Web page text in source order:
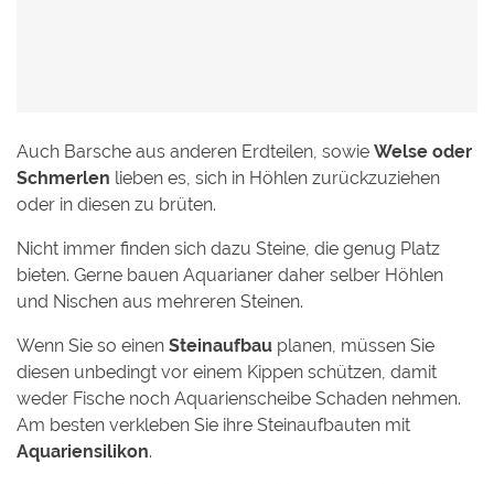
Auch Barsche aus anderen Erdteilen, sowie Welse oder
Schmerlen lieben es, sich in Höhlen zurückzuziehen
oder in diesen zu brüten.
Nicht immer finden sich dazu Steine, die genug Platz
bieten. Gerne bauen Aquarianer daher selber Höhlen
und Nischen aus mehreren Steinen.
Wenn Sie so einen Steinaufbau planen, müssen Sie
diesen unbedingt vor einem Kippen schützen, damit
weder Fische noch Aquarienscheibe Schaden nehmen.
Am besten verkleben Sie ihre Steinaufbauten mit
Aquariensilikon.